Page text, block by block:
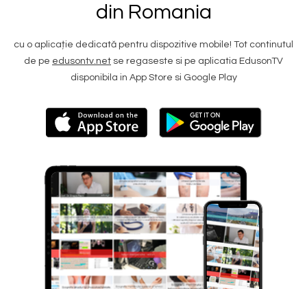
din Romania
cu o aplicație dedicată pentru dispozitive mobile! Tot continutul
de pe edusontv.net se regaseste si pe aplicatia EdusonTV
disponibila in App Store si Google Play